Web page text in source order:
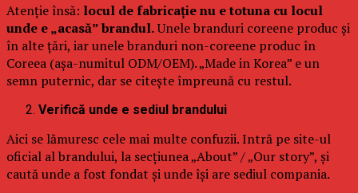
Atenție însă: locul de fabricație nu e totuna cu locul
unde e „acasă” brandul.Unele branduri coreene produc și
în alte țări, iar unele branduri non-coreene produc în
Coreea (așa-numitul ODM/OEM). „Made in Korea” e un
semn puternic, dar se citește împreună cu restul.
Verifică unde e sediul brandului
Aici se lămuresc cele mai multe confuzii. Intră pe site-ul
oficial al brandului, la secțiunea „About” / „Our story”, și
caută unde a fost fondat și unde își are sediul compania.